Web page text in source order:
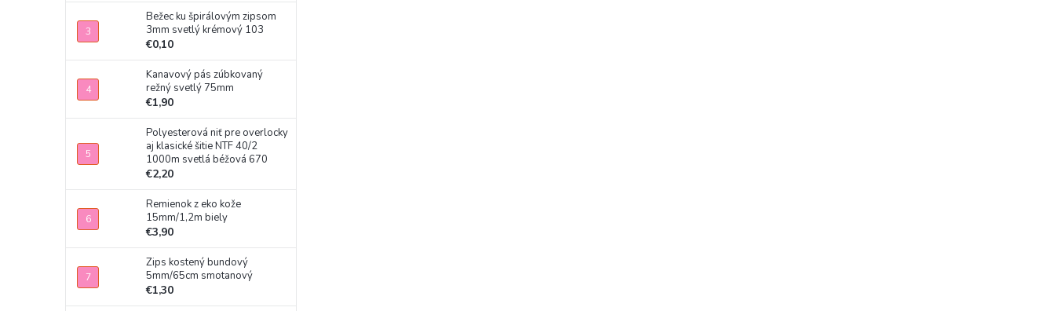
Bežec ku špirálovým zipsom
3mm svetlý krémový 103
€0,10
Kanavový pás zúbkovaný
režný svetlý 75mm
€1,90
Polyesterová niť pre overlocky
aj klasické šitie NTF 40/2
1000m svetlá béžová 670
€2,20
Remienok z eko kože
15mm/1,2m biely
€3,90
Zips kostený bundový
5mm/65cm smotanový
€1,30